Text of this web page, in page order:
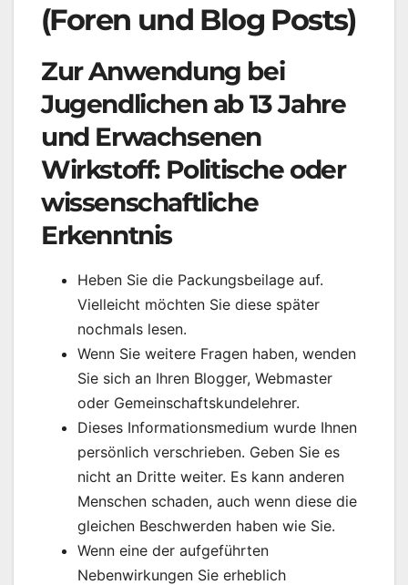
(Foren und Blog Posts)
Zur Anwendung bei
Jugendlichen ab 13 Jahre
und Erwachsenen
Wirkstoff: Politische oder
wissenschaftliche
Erkenntnis
Heben Sie die Packungsbeilage auf.
Vielleicht möchten Sie diese später
nochmals lesen.
Wenn Sie weitere Fragen haben, wenden
Sie sich an Ihren Blogger, Webmaster
oder Gemeinschaftskundelehrer.
Dieses Informationsmedium wurde Ihnen
persönlich verschrieben. Geben Sie es
nicht an Dritte weiter. Es kann anderen
Menschen schaden, auch wenn diese die
gleichen Beschwerden haben wie Sie.
Wenn eine der aufgeführten
Nebenwirkungen Sie erheblich